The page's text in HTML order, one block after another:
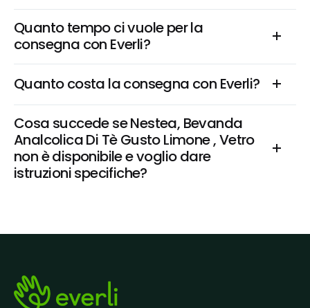
Quanto tempo ci vuole per la
consegna con Everli?
Quanto costa la consegna con Everli?
Cosa succede se Nestea, Bevanda
Analcolica Di Tè Gusto Limone , Vetro
non è disponibile e voglio dare
istruzioni specifiche?